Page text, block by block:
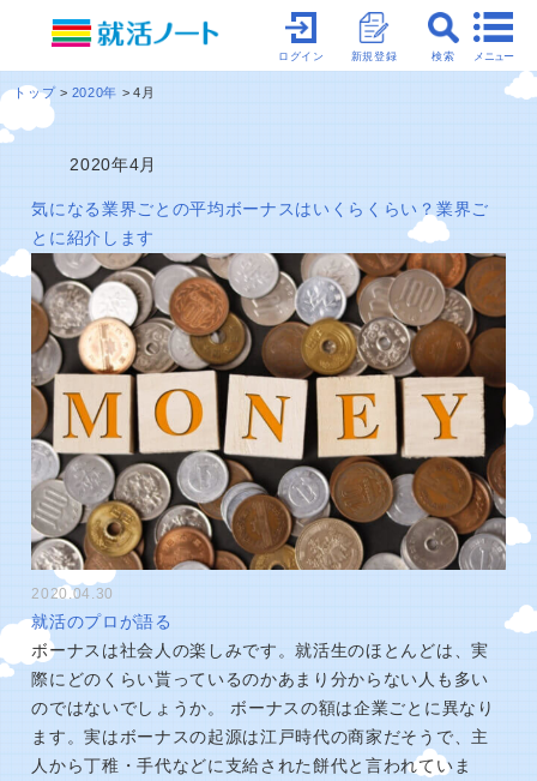
メニュー
検索
新規登録
ログイン
トップ 2020年 4月
2020年4月
気になる業界ごとの平均ボーナスはいくらくらい？業界ご
とに紹介します
2020.04.30
就活のプロが語る
ボーナスは社会人の楽しみです。就活生のほとんどは、実
際にどのくらい貰っているのかあまり分からない人も多い
のではないでしょうか。 ボーナスの額は企業ごとに異なり
ます。実はボーナスの起源は江戸時代の商家だそうで、主
人から丁稚・手代などに支給された餅代と言われていま